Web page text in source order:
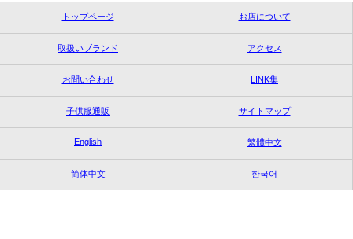
トップページ お店について
取扱いブランド アクセス
お問い合わせ LINK集
子供服通販 サイトマップ
English 繁體中文
简体中文 한국어